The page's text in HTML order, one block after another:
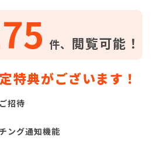
件、 閲覧可能！
特典がございます！
招待
ング通知機能